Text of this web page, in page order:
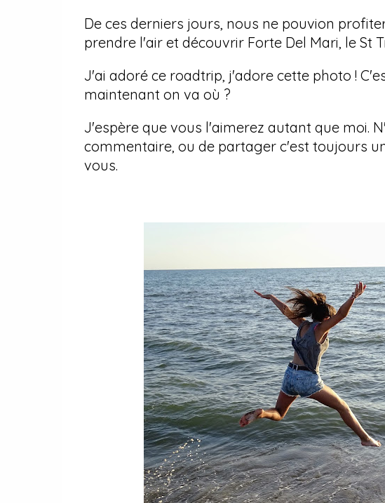
De ces derniers jours, nous ne pouvion
prendre l'air et découvrir Forte Del Mari, le St
J'ai adoré ce roadtrip, j'adore cette photo !
maintenant on va où ?
J'espère que vous l'aimerez autant que moi.
commentaire, ou de partager c'est toujours
vous.